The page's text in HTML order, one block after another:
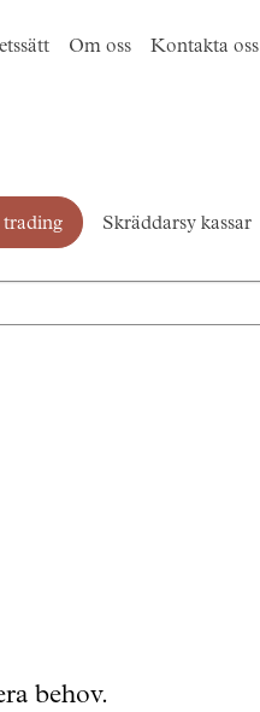
Om oss Kontakta oss
Skräddarsy kassar
behov.